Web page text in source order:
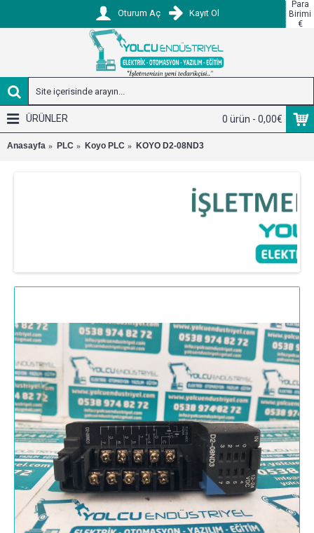
Para
Birimi
€
Oturum Aç Kayıt Ol
0 ürün - 0,00€
ÜRÜNLER
Anasayfa PLC Koyo PLC KOYO D2-08ND3